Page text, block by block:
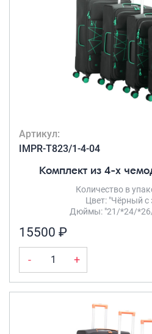
Артикул:
IMPR-T823/1-4-04
Комплект из 4-х
Количество в
Цвет: "Чёрный с
Дюймы: "21/*24/
15500 ₽
- +